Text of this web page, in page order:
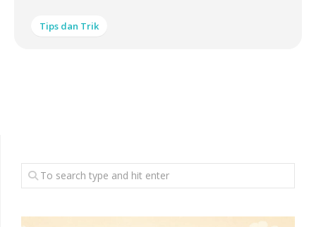
Tips dan Trik